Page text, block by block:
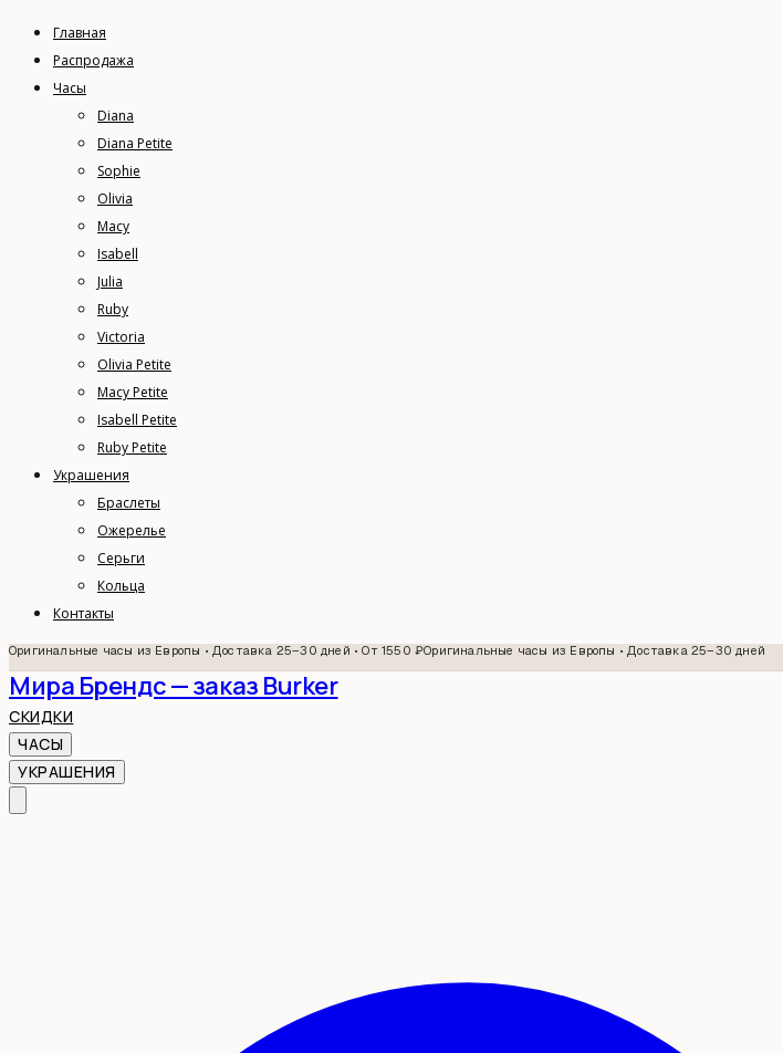
Главная
Распродажа
Часы
Diana
Diana Petite
Sophie
Olivia
Macy
Isabell
Julia
Ruby
Victoria
Olivia Petite
Macy Petite
Isabell Petite
Ruby Petite
Украшения
Браслеты
Ожерелье
Серьги
Кольца
Контакты
Оригинальные часы из Европы • Доставка 25–30 дней • От 1550 ₽Оригинальные часы из Европы • Доставка 25–30 дней
Мира Брендс — заказ Burker
СКИДКИ
ЧАСЫ
УКРАШЕНИЯ